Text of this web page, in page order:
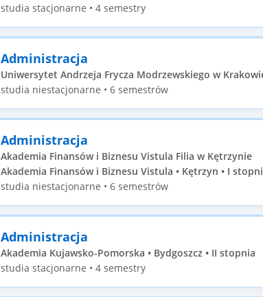
studia stacjonarne • 4 semestry
Administracja
Uniwersytet Andrzeja Frycza Modrzewskiego w
studia niestacjonarne • 6 semestrów
Administracja
Akademia Finansów i Biznesu Vistula Filia w Kętrzynie
Akademia Finansów i Biznesu Vistula • Kętrzyn • I
studia niestacjonarne • 6 semestrów
Administracja
Akademia Kujawsko-Pomorska • Bydgoszcz • II stopnia
studia stacjonarne • 4 semestry